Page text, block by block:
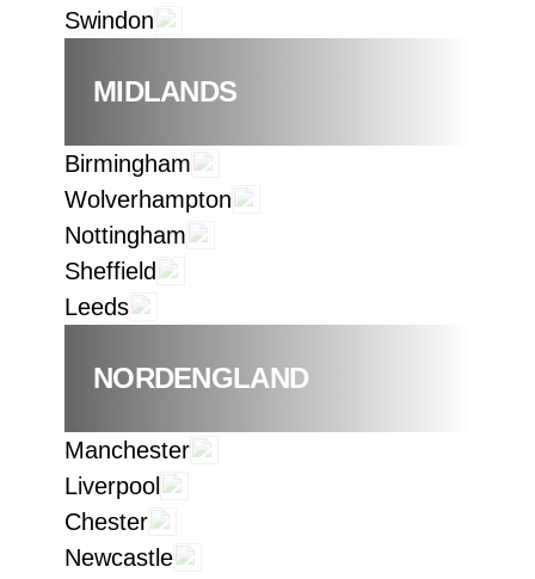
Swindon
MIDLANDS
Birmingham
Wolverhampton
Nottingham
Sheffield
Leeds
NORDENGLAND
Manchester
Liverpool
Chester
Newcastle